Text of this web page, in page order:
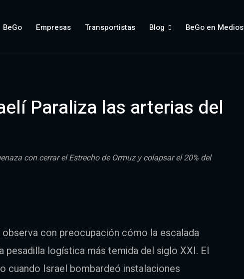
BeGo Empresas Transportistas Blog BeGo en Medios
Paraliza las arterias del
con cerrar el Estrecho de Ormuz y colapsar el 20% del
con preocupación cómo la escalada
pesadilla logística más temida del siglo XXI. El
cuando Israel bombardeó instalaciones